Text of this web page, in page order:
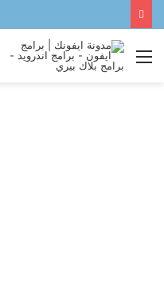
القائمة